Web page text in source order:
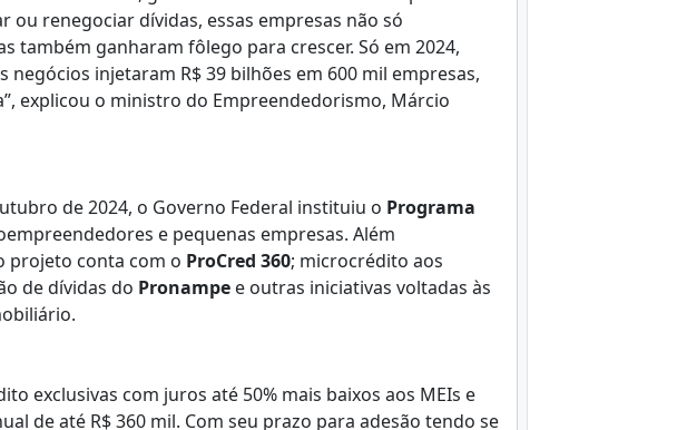
ou renegociar dívidas, essas empresas não só
também ganharam fôlego para crescer. Só em 2024,
injetaram R$ 39 bilhões em 600 mil empresas,
explicou o ministro do Empreendedorismo, Márcio
de 2024, o Governo Federal instituiu o Programa
e pequenas empresas. Além
projeto conta com o ProCred 360; microcrédito aos
de dívidas do Pronampe e outras iniciativas voltadas às
exclusivas com juros até 50% mais baixos aos MEIs e
de até R$ 360 mil. Com seu prazo para adesão tendo se